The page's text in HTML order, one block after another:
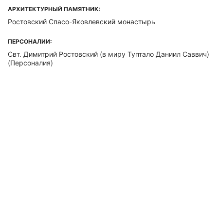
АРХИТЕКТУРНЫЙ ПАМЯТНИК:
Ростовский Спасо-Яковлевский монастырь
ПЕРСОНАЛИИ:
Свт. Димитрий Ростовский (в миру Туптало Даниил Саввич)
(Персоналия)